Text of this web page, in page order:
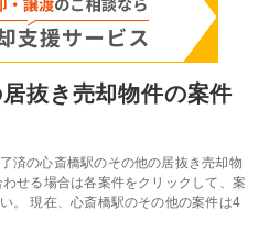
抜き売却物件の案件
済の心斎橋駅のその他の居抜き売却物
せる場合は各案件をクリックして、案
。 現在、心斎橋駅のその他の案件は4